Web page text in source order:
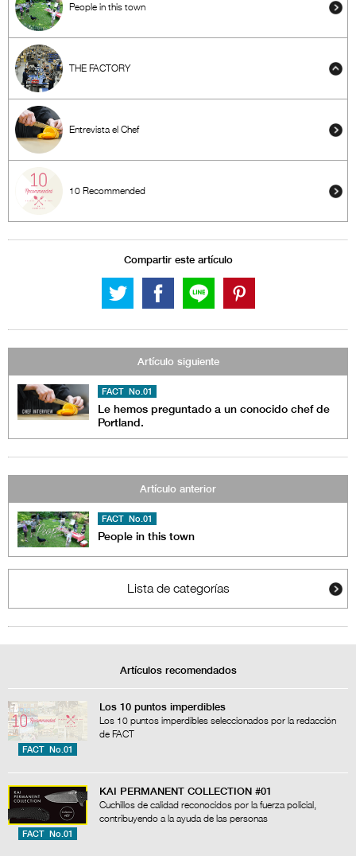
People in this town
THE FACTORY
Entrevista el Chef
10 Recommended
Compartir este artículo
Artículo siguiente
FACT No.01
Le hemos preguntado a un conocido chef de
Portland.
Artículo anterior
FACT No.01
People in this town
Lista de categorías
Artículos recomendados
FACT No.01
Los 10 puntos imperdibles
Los 10 puntos imperdibles seleccionados por la redacción
de FACT
FACT No.01
KAI PERMANENT COLLECTION #01
Cuchillos de calidad reconocidos por la fuerza policial,
contribuyendo a la ayuda de las personas